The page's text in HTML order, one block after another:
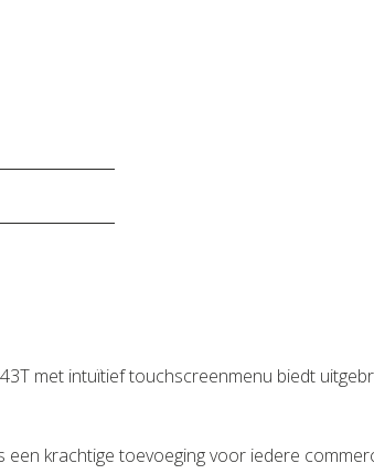
met intuïtief touchscreenmenu biedt
krachtige toevoeging voor iedere